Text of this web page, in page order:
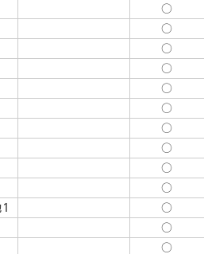
○
○
○
○
○
○
○
○
○
○
○
○
○